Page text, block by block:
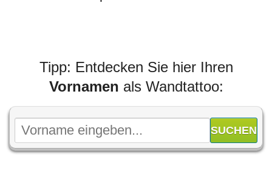
Tipp: Entdecken Sie hier Ihren
Vornamen als Wandtattoo: